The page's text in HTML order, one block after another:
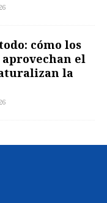
cómo los
el
la